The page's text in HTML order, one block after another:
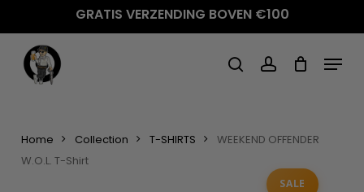
content
GRATIS VERZENDING BOVEN €100
searchaccount
Menu
Home Collection T-SHIRTS
WEEKEND OFFENDER
W.O.L. T-Shirt
SALE